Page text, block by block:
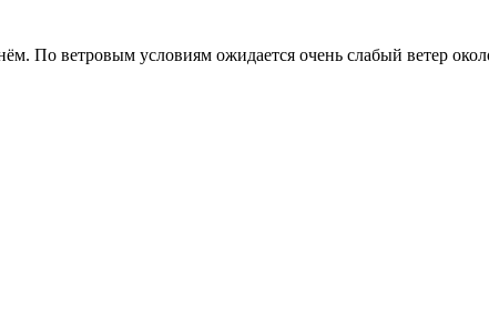
По ветровым условиям ожидается очень слабый ветер